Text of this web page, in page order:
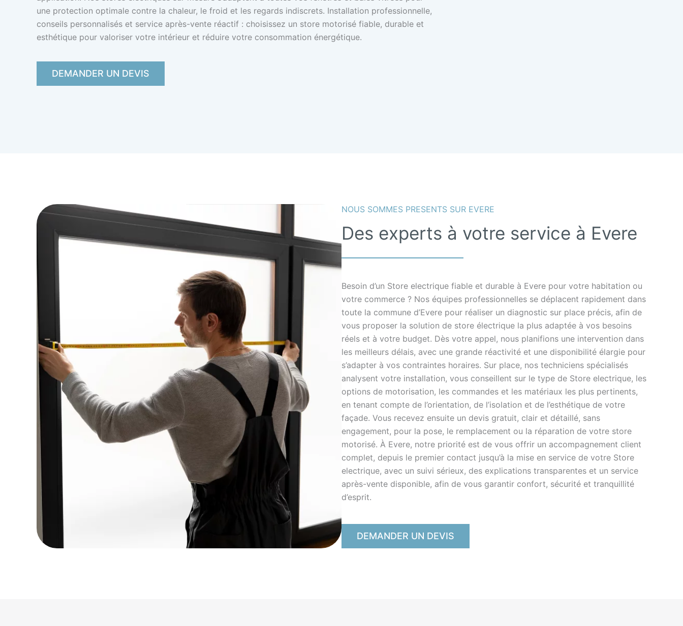
une protection optimale contre la chaleur, le froid et les regards indiscrets. Installation professionnelle,
conseils personnalisés et service après-vente réactif : choisissez un store motorisé fiable, durable et
esthétique pour valoriser votre intérieur et réduire votre consommation énergétique.
DEMANDER UN DEVIS
NOUS SOMMES PRESENTS SUR EVERE
Des experts à votre service à Evere
Besoin d’un Store electrique fiable et durable à Evere pour votre habitation ou
votre commerce ? Nos équipes professionnelles se déplacent rapidement dans
toute la commune d’Evere pour réaliser un diagnostic sur place précis, afin de
vous proposer la solution de store électrique la plus adaptée à vos besoins
réels et à votre budget. Dès votre appel, nous planifions une intervention dans
les meilleurs délais, avec une grande réactivité et une disponibilité élargie pour
s’adapter à vos contraintes horaires. Sur place, nos techniciens spécialisés
analysent votre installation, vous conseillent sur le type de Store electrique, les
options de motorisation, les commandes et les matériaux les plus pertinents,
en tenant compte de l’orientation, de l’isolation et de l’esthétique de votre
façade. Vous recevez ensuite un devis gratuit, clair et détaillé, sans
engagement, pour la pose, le remplacement ou la réparation de votre store
motorisé. À Evere, notre priorité est de vous offrir un accompagnement client
complet, depuis le premier contact jusqu’à la mise en service de votre Store
electrique, avec un suivi sérieux, des explications transparentes et un service
après-vente disponible, afin de vous garantir confort, sécurité et tranquillité
d’esprit.
DEMANDER UN DEVIS